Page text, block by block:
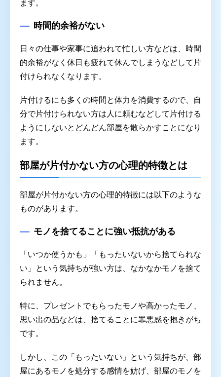
ます。
時間的余裕がない
日々の仕事や家事に追われて忙しい方などは、時間
的余裕がなく休日も疲れて休んでしまうなどして片
付けられなくなります。
片付けるにも多くの時間と体力を消費するので、自
分で片付けられない方は人に頼むなどして片付ける
ようにしないとどんどん部屋を散らかすことになり
ます。
部屋が片付かない方の心理的特徴とは
部屋が片付かない方の心理的特徴には以下のような
ものがあります。
モノを捨てることに強い抵抗がある
「いつか使うかも」「もったいないから捨てられな
い」という気持ちが強い方は、なかなかモノを捨て
られません。
特に、プレゼントでもらったモノや高かったモノ、
思い出の品などは、捨てることに罪悪感を抱きがち
です。
しかし、この「もったいない」という気持ちが、部
屋にあるモノを処分する感情を妨げ、部屋のモノを